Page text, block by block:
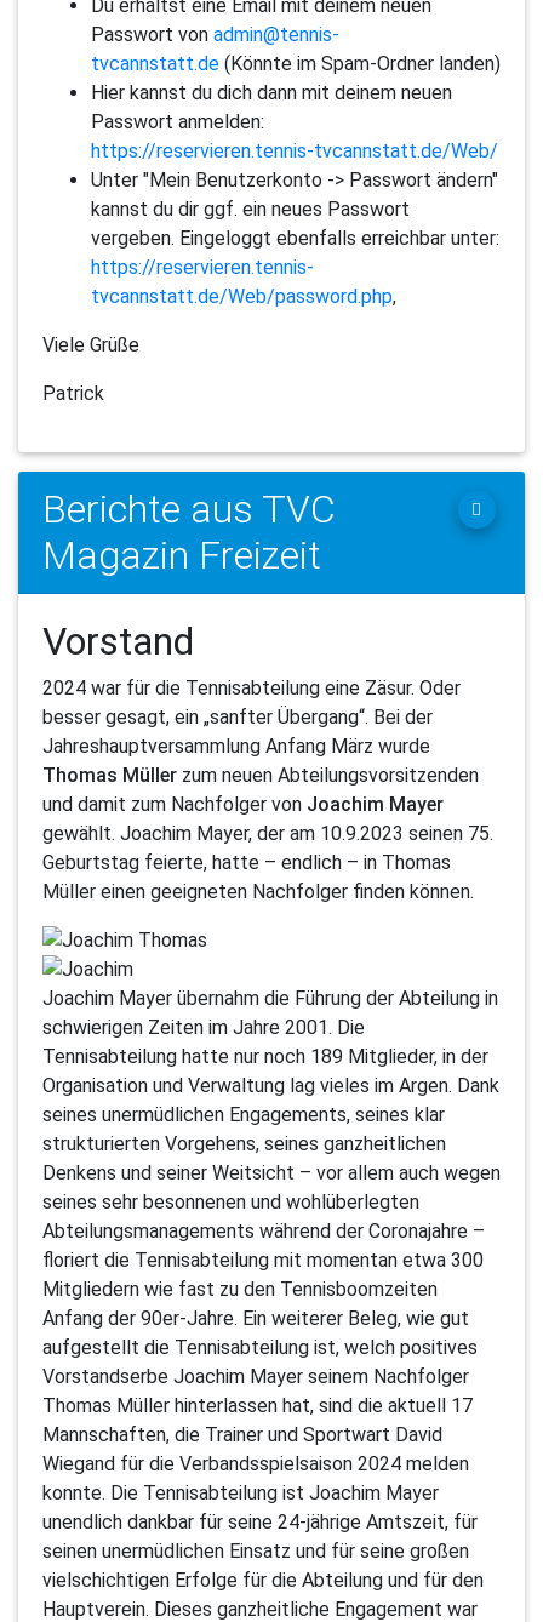
Du erhältst eine Email mit deinem neuen
Passwort von admin@tennis-
tvcannstatt.de (Könnte im Spam-Ordner landen)
Hier kannst du dich dann mit deinem neuen
Passwort anmelden:
https://reservieren.tennis-tvcannstatt.de/Web/
Unter "Mein Benutzerkonto -> Passwort ändern"
kannst du dir ggf. ein neues Passwort
vergeben. Eingeloggt ebenfalls erreichbar unter:
https://reservieren.tennis-
tvcannstatt.de/Web/password.php,
Viele Grüße
Patrick
Berichte aus TVC
Magazin Freizeit
Vorstand
2024 war für die Tennisabteilung eine Zäsur. Oder
besser gesagt, ein „sanfter Übergang“. Bei der
Jahreshauptversammlung Anfang März wurde
Thomas Müller zum neuen Abteilungsvorsitzenden
und damit zum Nachfolger von Joachim Mayer
gewählt. Joachim Mayer, der am 10.9.2023 seinen 75.
Geburtstag feierte, hatte – endlich – in Thomas
Müller einen geeigneten Nachfolger finden können.
Joachim Mayer übernahm die Führung der Abteilung in
schwierigen Zeiten im Jahre 2001. Die
Tennisabteilung hatte nur noch 189 Mitglieder, in der
Organisation und Verwaltung lag vieles im Argen. Dank
seines unermüdlichen Engagements, seines klar
strukturierten Vorgehens, seines ganzheitlichen
Denkens und seiner Weitsicht – vor allem auch wegen
seines sehr besonnenen und wohlüberlegten
Abteilungsmanagements während der Coronajahre –
floriert die Tennisabteilung mit momentan etwa 300
Mitgliedern wie fast zu den Tennisboomzeiten
Anfang der 90er-Jahre. Ein weiterer Beleg, wie gut
aufgestellt die Tennisabteilung ist, welch positives
Vorstandserbe Joachim Mayer seinem Nachfolger
Thomas Müller hinterlassen hat, sind die aktuell 17
Mannschaften, die Trainer und Sportwart David
Wiegand für die Verbandsspielsaison 2024 melden
konnte. Die Tennisabteilung ist Joachim Mayer
unendlich dankbar für seine 24-jährige Amtszeit, für
seinen unermüdlichen Einsatz und für seine großen
vielschichtigen Erfolge für die Abteilung und für den
Hauptverein. Dieses ganzheitliche Engagement war